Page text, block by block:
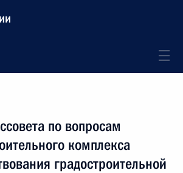
по вопросам
комплекса
градостроительной